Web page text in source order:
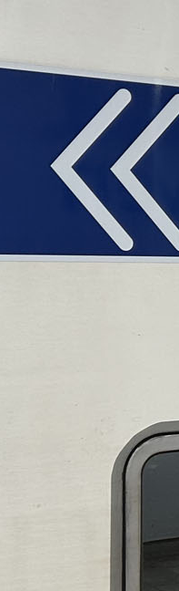
Vélo+train :
Coupler le vélo et le
Read More